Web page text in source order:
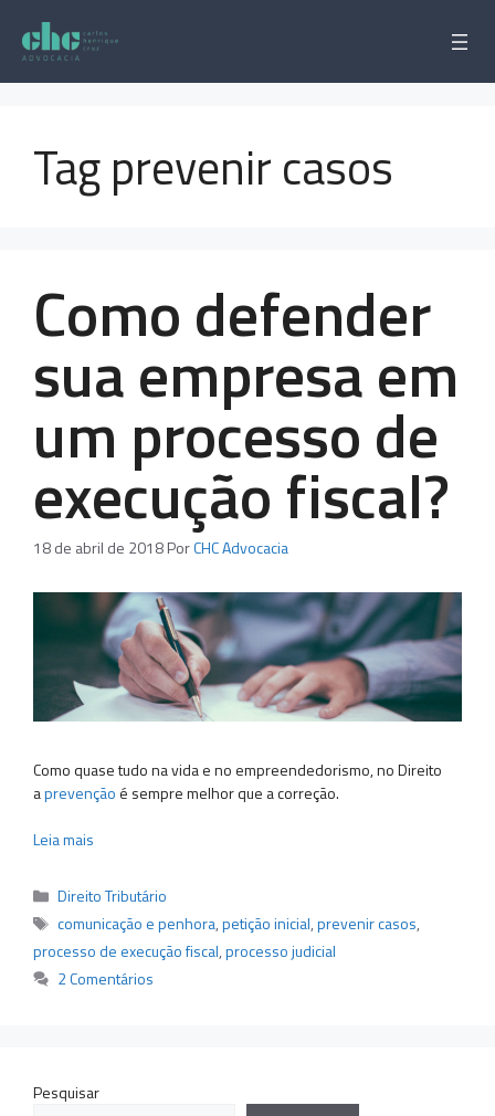
para
conteúdo
Tag prevenir casos
Como defender
sua empresa em
um processo de
execução fiscal?
18 de abril de 2018PorCHC Advocacia
Como quase tudo na vida e no empreendedorismo, no Direito
aprevenção é sempre melhor que a correção.
Leia mais
Categorias
Direito Tributário
Tags
comunicação e penhora,petição inicial,prevenir casos,
processo de execução fiscal,processo judicial
2 Comentários
Pesquisar